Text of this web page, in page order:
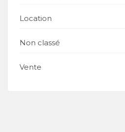
Location
Non classé
Vente